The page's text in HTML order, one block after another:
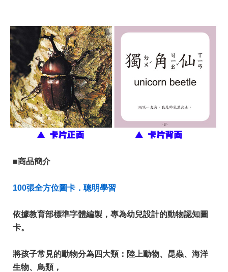
■商品簡介
100張全方位圖卡．聰明學習
依據教育部標準字體編製，專為幼兒設計的動物認知圖
卡。
將孩子常見的動物分為四大類：陸上動物、昆蟲、海洋
生物、鳥類，